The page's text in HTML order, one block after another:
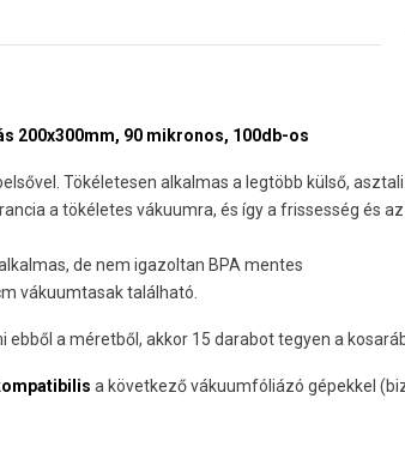
200x300mm, 90 mikronos, 100db-os
Tökéletesen alkalmas a legtöbb külső,
a tökéletes vákuumra, és így a frissesség és
de nem igazoltan BPA mentes
vákuumtasak található.
ebből a méretből, akkor 15 darabot tegyen a
a következő vákuumfóliázó gépekkel